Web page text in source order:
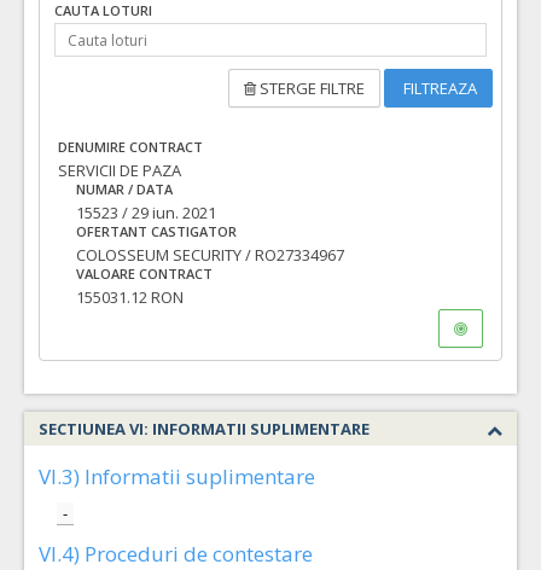
CAUTA LOTURI
STERGE FILTRE FILTREAZA
DENUMIRE CONTRACT
SERVICII DE PAZA
NUMAR / DATA
15523 / 29 iun. 2021
OFERTANT CASTIGATOR
COLOSSEUM SECURITY / RO27334967
VALOARE CONTRACT
155031.12 RON
SECTIUNEA VI: INFORMATII SUPLIMENTARE
VI.3) Informatii suplimentare
-
VI.4) Proceduri de contestare